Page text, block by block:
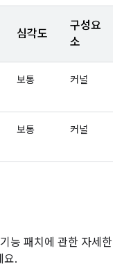
심각도
구성요
소
보통 커널
보통 커널
능 패치에 관한 자세한
요.